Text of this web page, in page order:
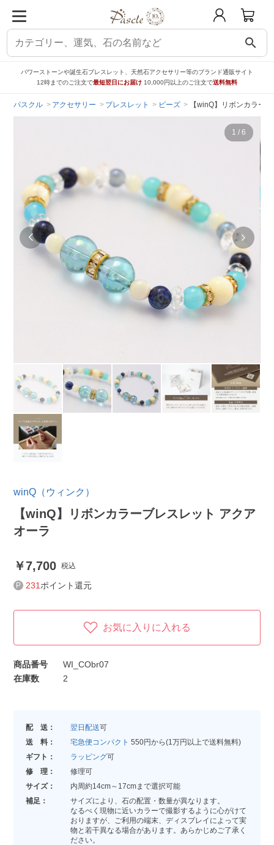
search
パワーストーンや誕生石ブレスレット、天然石アクセサリー等のブランド通販サイト
12時までのご注文で最短翌日にお届け 10,000円以上のご注文で送料無料
パスクル アクセサリー ブレスレット ビーズ 【winQ】リボンカラー
1 / 6
winQ（ウィンク）
【winQ】リボンカラーブレスレット アクア
オーラ
7,700 税込
231 ポイント還元
お気に入りに入れる
商品番号
WI_CObr07
在庫数
2
配 送： 翌日配送可
送 料：
宅急便コンパクト 550円から(1万円以上で送料無料)
ギフト：
ラッピング可
修 理：
修理可
サイズ：
内周約14cm～17cmまで選択可能
補足：
サイズにより、石の配置・数量が異なります。
なるべく現物に近いカラーで撮影するように心がけて
おりますが、ご利用の端末、ディスプレイによって実
物と若干異なる場合があります。あらかじめご了承く
ださい。